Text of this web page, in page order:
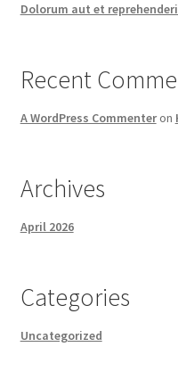
Dolorum aut et
Recent
A WordPress Commenteron
Archives
April 2026
Categories
Uncategorized